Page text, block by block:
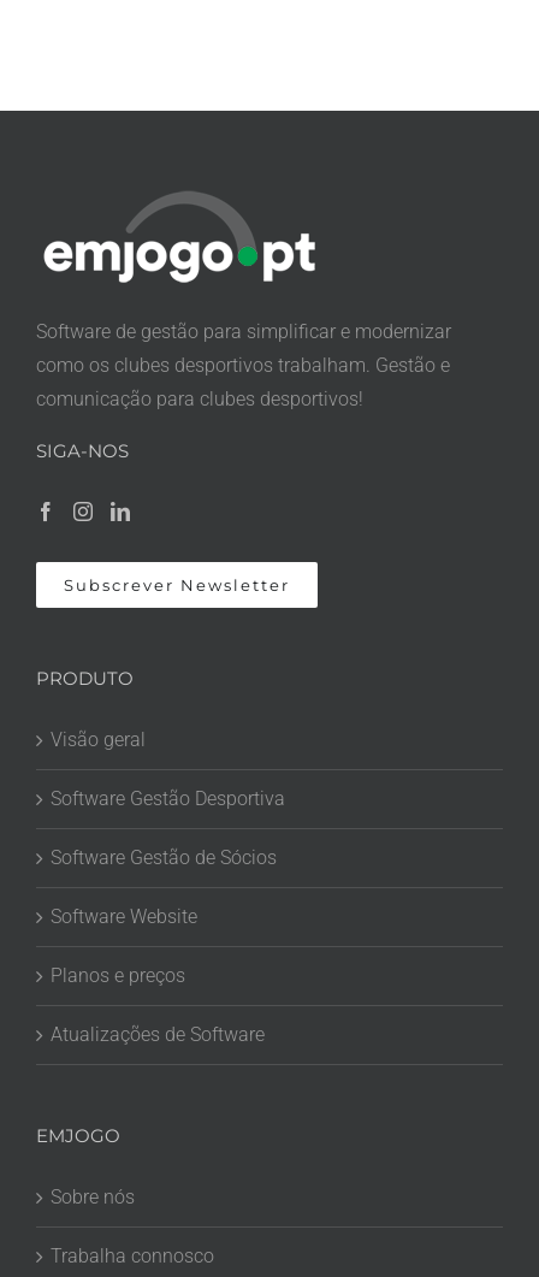
Software de gestão para simplificar e modernizar
como os clubes desportivos trabalham. Gestão e
comunicação para clubes desportivos!
SIGA-NOS
Subscrever Newsletter
PRODUTO
Visão geral
Software Gestão Desportiva
Software Gestão de Sócios
Software Website
Planos e preços
Atualizações de Software
EMJOGO
Sobre nós
Trabalha connosco